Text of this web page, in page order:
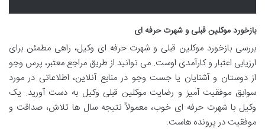
بازخورد موکلین قبلی و شهرت حرفه ای
بررسی بازخورد موکلین قبلی و شهرت حرفه ای وکیل، راهی مطمئن برای
ارزیابی اعتبار و کارآمدی اوست. می توانید از طریق مراجع معتبر، پرس وجو
از دوستان و آشنایان یا جست وجو در منابع آنلاین، اطلاعاتی در مورد
سوابق موفقیت آمیز و رضایت موکلین قبلی وکیل به دست آورید. یک
وکیل با شهرت حرفه ای خوب، معمولاً نتیجه سال ها تلاش، صداقت و
موفقیت در پرونده هاست.